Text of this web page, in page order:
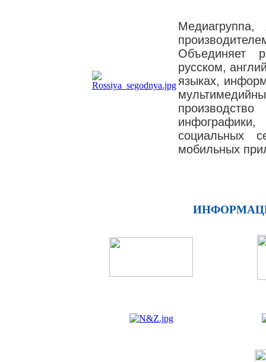
Медиагруппа,
Объединяет
русском,
языках,
социальных
мобильных